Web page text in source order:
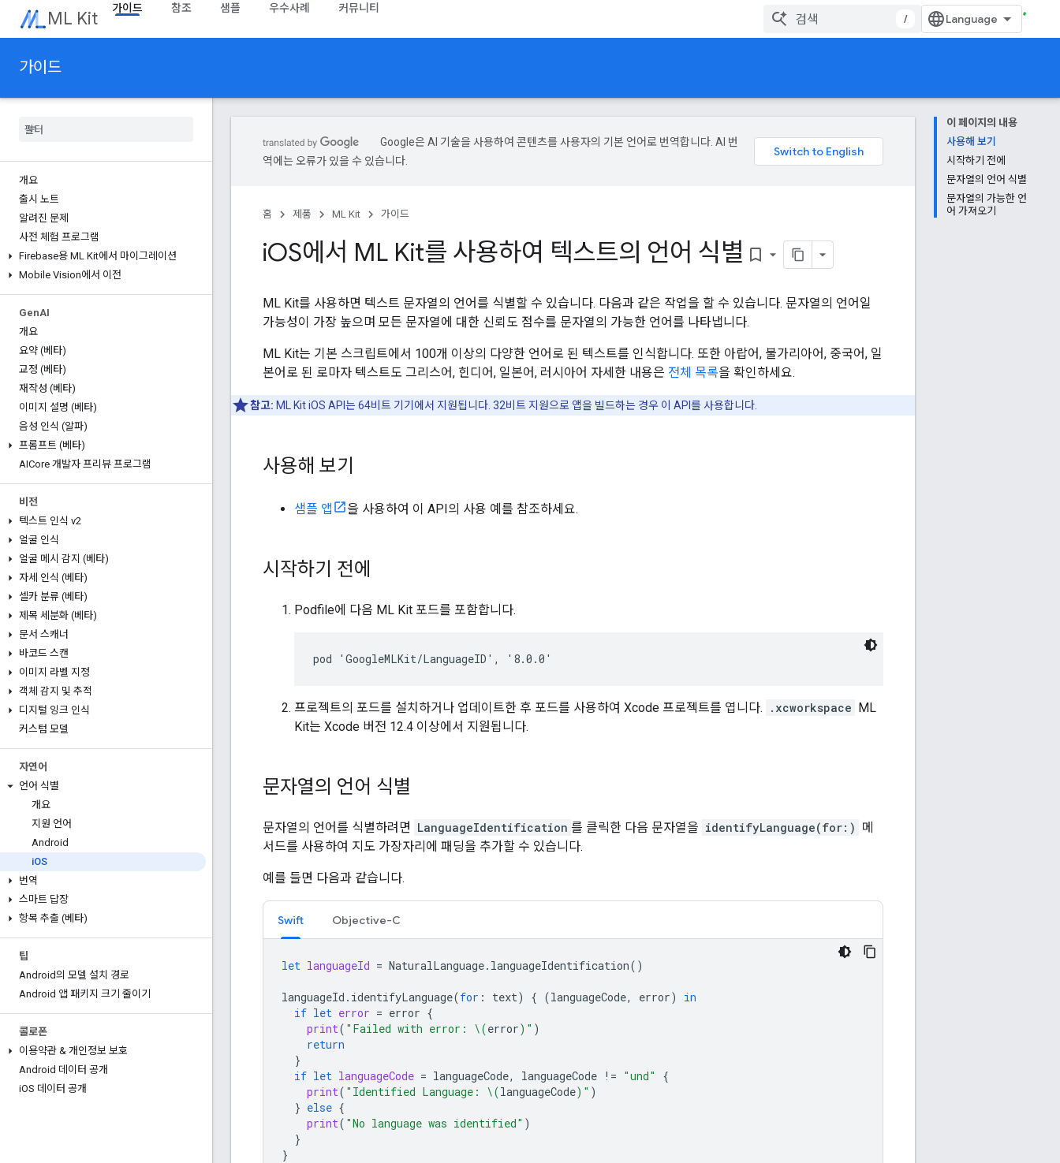
ML Kit 가이드 참조 샘플 우수사례 커뮤니티
/
가이드
개요
출시 노트
알려진 문제
사전 체험 프로그램
Firebase용 ML Kit에서 마이그레이션
Mobile Vision에서 이전
GenAI
개요
요약 (베타)
교정 (베타)
재작성 (베타)
이미지 설명 (베타)
음성 인식 (알파)
프롬프트 (베타)
AICore 개발자 프리뷰 프로그램
비전
텍스트 인식 v2
얼굴 인식
얼굴 메시 감지 (베타)
자세 인식 (베타)
셀카 분류 (베타)
제목 세분화 (베타)
문서 스캐너
바코드 스캔
이미지 라벨 지정
객체 감지 및 추적
디지털 잉크 인식
커스텀 모델
자연어
언어 식별
개요
지원 언어
Android
iOS
번역
스마트 답장
항목 추출 (베타)
팁
Android의 모델 설치 경로
Android 앱 패키지 크기 줄이기
콜로폰
이용약관 & 개인정보 보호
Android 데이터 공개
iOS 데이터 공개
이 페이지의 내용
사용해 보기
시작하기 전에
문자열의 언어 식별
문자열의 가능한 언
어 가져오기
Google은 AI 기술을 사용하여 콘텐츠를 사용자의 기본 언어로 번역합니다. AI 번
역에는 오류가 있을 수 있습니다.
홈 제품 ML Kit 가이드
iOS에서 ML Kit를 사용하여 텍스트의 언어 식별 bookmark_border
ML Kit를 사용하면 텍스트 문자열의 언어를 식별할 수 있습니다. 다음과 같은 작업을 할 수 있습니다. 문자열의 언어일
가능성이 가장 높으며 모든 문자열에 대한 신뢰도 점수를 문자열의 가능한 언어를 나타냅니다.
ML Kit는 기본 스크립트에서 100개 이상의 다양한 언어로 된 텍스트를 인식합니다. 또한 아랍어, 불가리아어, 중국어, 일
본어로 된 로마자 텍스트도 그리스어, 힌디어, 일본어, 러시아어 자세한 내용은 전체 목록을 확인하세요.
참고: ML Kit iOS API는 64비트 기기에서 지원됩니다. 32비트 지원으로 앱을 빌드하는 경우 이 API를 사용합니다.
사용해 보기
샘플 앱 을 사용하여 이 API의 사용 예를 참조하세요.
시작하기 전에
Podfile에 다음 ML Kit 포드를 포함합니다.
프로젝트의 포드를 설치하거나 업데이트한 후 포드를 사용하여 Xcode 프로젝트를 엽니다. .xcworkspace ML
Kit는 Xcode 버전 12.4 이상에서 지원됩니다.
문자열의 언어 식별
문자열의 언어를 식별하려면 LanguageIdentification 를 클릭한 다음 문자열을 identifyLanguage(for:) 메
서드를 사용하여 지도 가장자리에 패딩을 추가할 수 있습니다.
예를 들면 다음과 같습니다.
Swift Objective-C
let languageId = NaturalLanguage. languageIdentification()
languageId . identifyLanguage(for : text) { (languageCode, error)
in
if let error = error {
print( "Failed with error: \(error) " )
return
}
if let languageCode = languageCode, languageCode != "und"
{
print( "Identified Language: \(languageCode) " )
} else {
print( "No language was identified" )
}
}